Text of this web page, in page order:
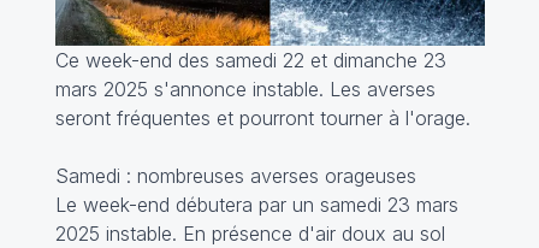
Ce week-end des samedi 22 et dimanche 23
mars 2025 s'annonce instable. Les averses
seront fréquentes et pourront tourner à l'orage.
Samedi : nombreuses averses orageuses
Le week-end débutera par un samedi 23 mars
2025 instable. En présence d'air doux au sol